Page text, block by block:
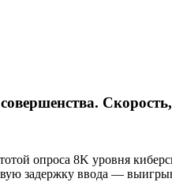
опроса 8K уровня
задержку ввода —